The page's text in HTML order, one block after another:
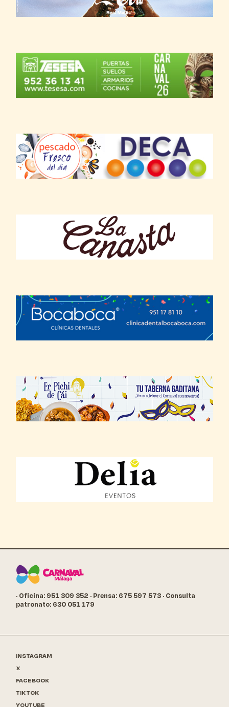
· Oficina: 951 309 352 · Prensa: 675 597 573 · Consulta
patronato: 630 051 179
INSTAGRAM
X
FACEBOOK
TIKTOK
YOUTUBE